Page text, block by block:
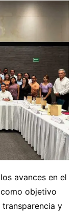
avances en el
objetivo
y